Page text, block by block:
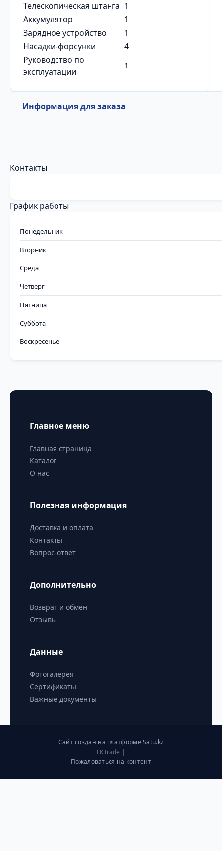
Телескопическая штанга 1
Аккумулятор
1
Зарядное устройство
1
Насадки-форсунки
4
Руководство по
эксплуатации
1
Информация для заказа
Контакты
График работы
Понедельник
Вторник
Среда
Четверг
Пятница
Суббота
Воскресенье
Главное меню
Главная страница
Каталог
О нас
Полезная информация
Доставка и оплата
Контакты
Вопрос-ответ
Дополнительно
Возврат и обмен
Отзывы
Данные
Фотогалерея
Сертификаты
Важные документы
Сайт создан на платформе Satu.kz
LKTrade |
Пожаловаться на контент